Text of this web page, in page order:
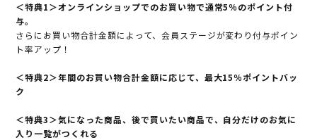
＜特典1＞オンラインショップでのお買い物で通常5％のポイント付
与。
さらにお買い物合計金額によって、会員ステージが変わり付与ポイン
ト率アップ！
＜特典2＞年間のお買い物合計金額に応じて、最大15％ポイントバッ
ク
＜特典3＞気になった商品、後で買いたい商品で、自分だけのお気に
入り一覧がつくれる